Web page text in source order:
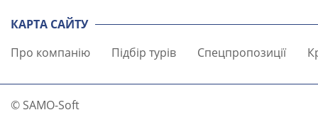
КАРТА САЙТУ
Про компанію
Підбір турів Спецпропозиції
© SAMO-Soft